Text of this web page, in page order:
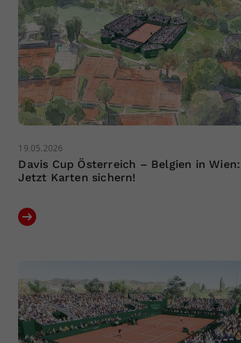
19.05.2026
Davis Cup Österreich – Belgien in Wien:
Jetzt Karten sichern!